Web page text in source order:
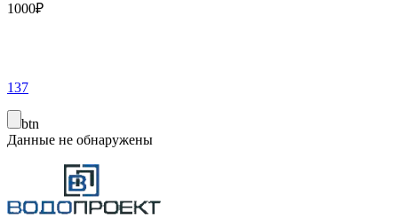
1000₽
137
btn
Данные не обнаружены